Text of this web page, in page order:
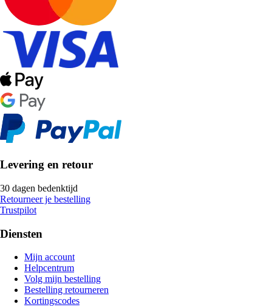
Levering en retour
30 dagen bedenktijd
Retourneer je bestelling
Trustpilot
Diensten
Mijn account
Helpcentrum
Volg mijn bestelling
Bestelling retourneren
Kortingscodes